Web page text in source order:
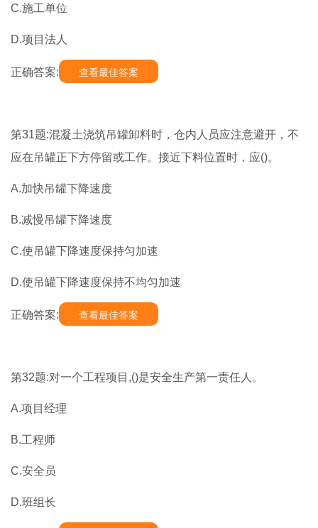
C.施工单位
D.项目法人
正确答案: 查看最佳答案
第31题:混凝土浇筑吊罐卸料时，仓内人员应注意避开，不
应在吊罐正下方停留或工作。接近下料位置时，应()。
A.加快吊罐下降速度
B.减慢吊罐下降速度
C.使吊罐下降速度保持匀加速
D.使吊罐下降速度保持不均匀加速
正确答案: 查看最佳答案
第32题:对一个工程项目,()是安全生产第一责任人。
A.项目经理
B.工程师
C.安全员
D.班组长